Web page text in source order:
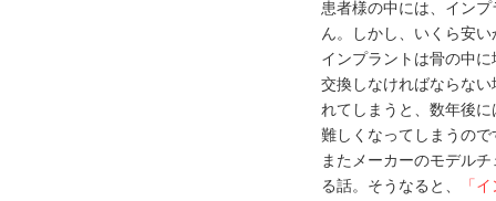
患者様の中には、イン
ん。しかし、いくら安
インプラントは骨の中
交換しなければならな
れてしまうと、数年後
難しくなってしまうので
またメーカーのモデル
る話。そうなると、
「